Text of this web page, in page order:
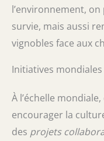
l’environnement,
survie, mais aussi
vignobles face aux
Initiatives mondiales
À l’échelle
encourager la
des projets